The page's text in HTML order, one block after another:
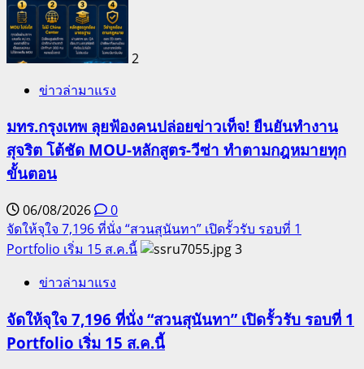
2
ข่าวล่ามาแรง
มทร.กรุงเทพ ลุยฟ้องคนปล่อยข่าวเท็จ! ยืนยันทำงาน
สุจริต โต้ชัด MOU-หลักสูตร-วีซ่า ทำตามกฎหมายทุก
ขั้นตอน
06/08/2026
0
จัดให้จุใจ 7,196 ที่นั่ง “สวนสุนันทา” เปิดรั้วรับ รอบที่ 1
Portfolio เริ่ม 15 ส.ค.นี้
3
ข่าวล่ามาแรง
จัดให้จุใจ 7,196 ที่นั่ง “สวนสุนันทา” เปิดรั้วรับ รอบที่ 1
Portfolio เริ่ม 15 ส.ค.นี้